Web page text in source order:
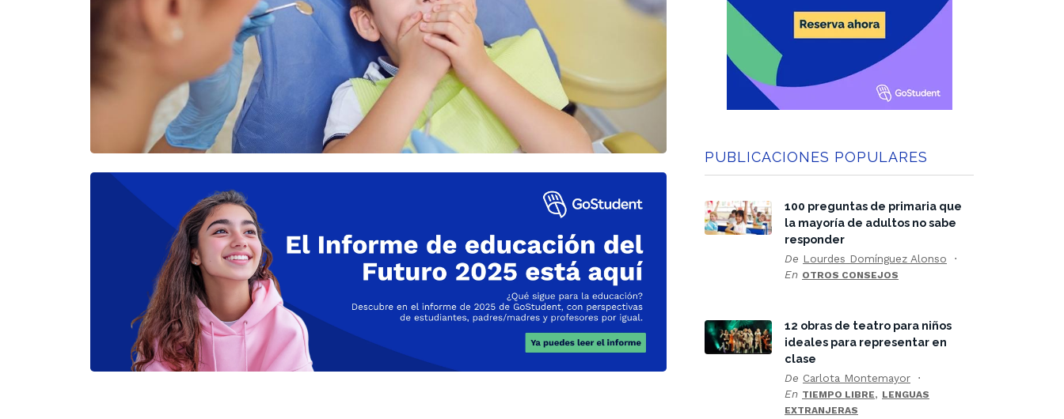
PUBLICACIONES POPULARES
100 preguntas de primaria que
la mayoría de adultos no sabe
responder
De Lourdes Domínguez Alonso
En OTROS CONSEJOS
12 obras de teatro para niños
ideales para representar en
clase
De Carlota Montemayor
En TIEMPO LIBRE, LENGUAS
EXTRANJERAS